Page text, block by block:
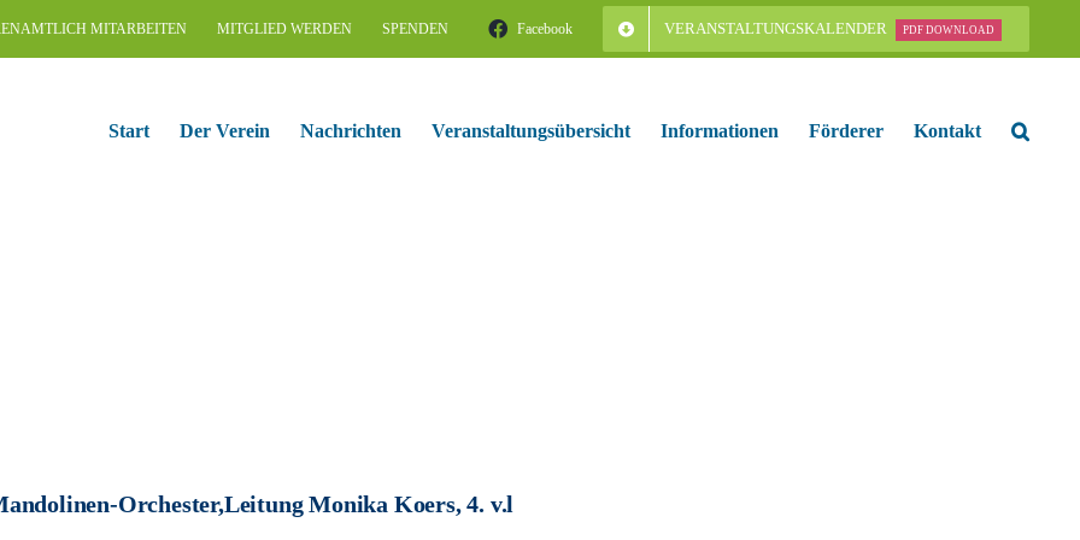
MITARBEITEN MITGLIED WERDEN SPENDEN Facebook VERANSTALTUNGSKALENDER PDF DOWNLOAD
Start Der Verein Nachrichten Veranstaltungsübersicht Informationen Förderer Kontakt
Orchester,Leitung Monika Koers, 4. v.l